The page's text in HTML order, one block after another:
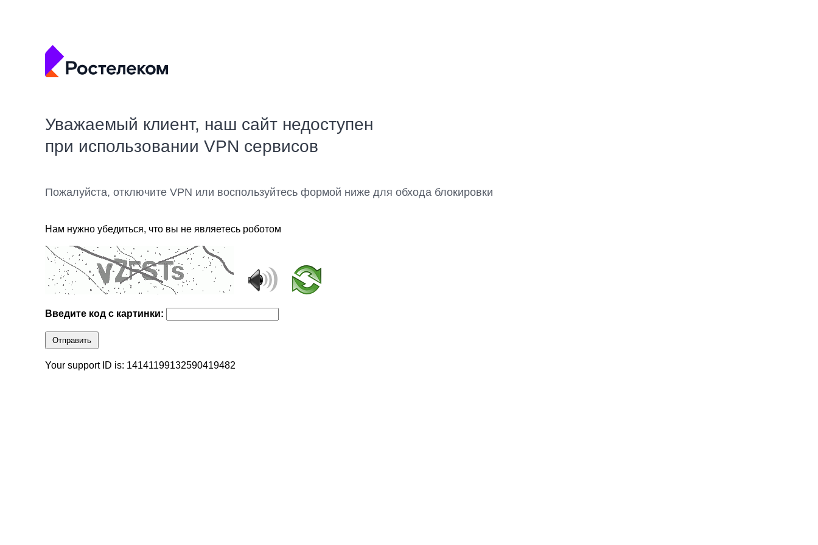
Уважаемый клиент, наш сайт недоступен
при использовании VPN сервисов
Пожалуйста, отключите VPN или воспользуйтесь формой ниже для обхода блокировки
Нам нужно убедиться, что вы не являетесь роботом
Введите код с картинки:
Отправить
Your support ID is: 14141199132590419482